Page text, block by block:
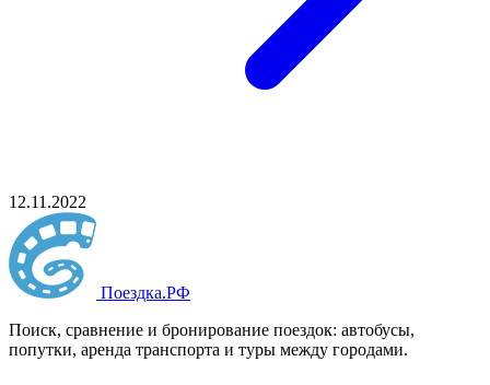
12.11.2022
Поездка.РФ
Поиск, сравнение и бронирование поездок: автобусы,
попутки, аренда транспорта и туры между городами.